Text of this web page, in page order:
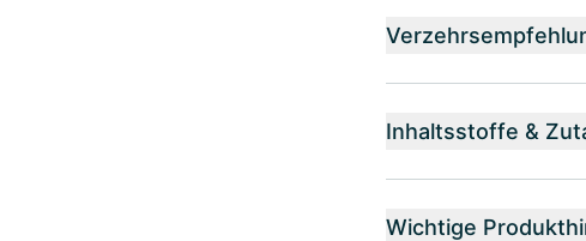
Inhaltsstoffe &
Wichtige